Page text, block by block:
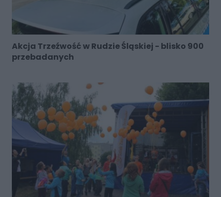
Akcja Trzeźwość w Rudzie Śląskiej - blisko 900
przebadanych